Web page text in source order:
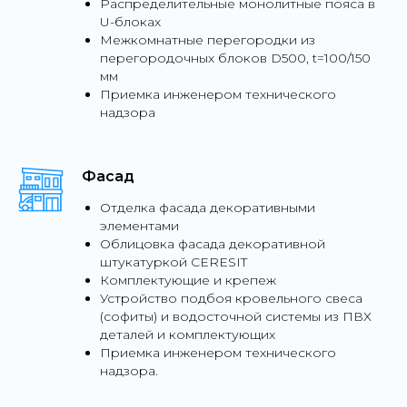
Распределительные монолитные пояса в
U-блоках
Межкомнатные перегородки из
перегородочных блоков D500, t=100/150
мм
Приемка инженером технического
надзора
Фасад
Отделка фасада декоративными
элементами
Облицовка фасада декоративной
штукатуркой СERESIT
Комплектующие и крепеж
Устройство подбоя кровельного свеса
(софиты) и водосточной системы из ПВХ
деталей и комплектующих
Приемка инженером технического
надзора.